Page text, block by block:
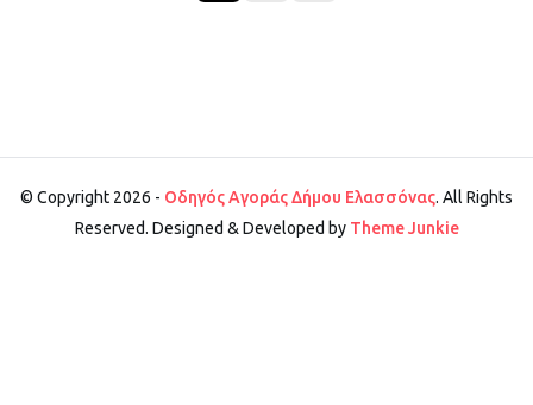
© Copyright 2026 - Οδηγός Αγοράς Δήμου Ελασσόνας. All Rights
Reserved. Designed & Developed by Theme Junkie